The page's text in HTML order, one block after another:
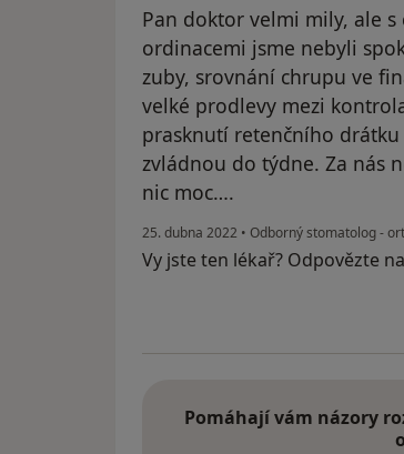
Pan doktor velmi mily, ale
ordinacemi jsme nebyli
zuby, srovnání chrupu ve
velké prodlevy mezi
prasknutí retenčního
zvládnou do týdne. Za nás
nic moc….
25. dubna 2022 • Odborný stomatolog -
Vy jste ten lékař? Odpovězte
Pomáhají vám názory